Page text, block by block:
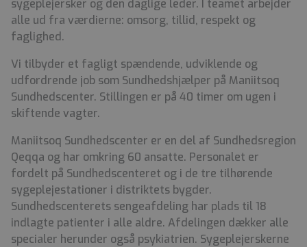
sygeplejersker og den daglige leder. I teamet arbejder
alle ud fra værdierne: omsorg, tillid, respekt og
faglighed.
Vi tilbyder et fagligt spændende, udviklende og
udfordrende job som Sundhedshjælper på Maniitsoq
Sundhedscenter. Stillingen er på 40 timer om ugen i
skiftende vagter.
Maniitsoq Sundhedscenter er en del af Sundhedsregion
Qeqqa og har omkring 60 ansatte. Personalet er
fordelt på Sundhedscenteret og i de tre tilhørende
sygeplejestationer i distriktets bygder.
Sundhedscenterets sengeafdeling har plads til 18
indlagte patienter i alle aldre. Afdelingen dækker alle
specialer herunder også psykiatrien. Sygeplejerskerne